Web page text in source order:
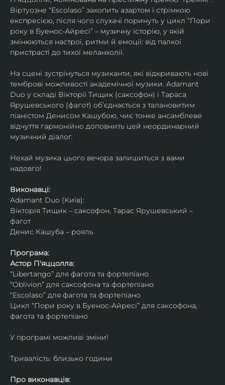
Віртуозне “Escolaso” захопить азартом і стрімкою
експресією, після чого слухачі поринуть у цикл “Пори
року в Буенос-Айресі” – музичну історію, у якій
змінюються настрої, ритми й емоції: від палкої
пристрасті до тихої меланхолії.
На сцені зустрінуться музиканти, які відкривають нові
темброві можливості академічної музики. Adamant
Duo у складі Вікторії Тищик (саксофон) і Тараса
Ярушевського (фагот) об’єднається з талановитим
піаністом Денисом Кашубою, чиє тонке ансамблеве
відчуття гармонійно доповнить цей неординарний
музичний діалог.
Нехай музика цього вечора залишиться з вами
надовго!
Виконавці:
Adamant Duo (Київ):
Вікторія Тищик – саксофон, Тарас Ярушевський –
фагот
Денис Кашуба – рояль
Програма:
Астор П'яццолла:
“Libertango” для фагота та фортепіано
“Oblivion” для саксофона та фортепіано
“Escolaso” для фагота та фортепіано
Цикл “Пори року в Буенос-Айресі” для саксофона,
фагота та фортепіано
У програмі можливі зміни!
Тривалість: близько години
Про виконавців: